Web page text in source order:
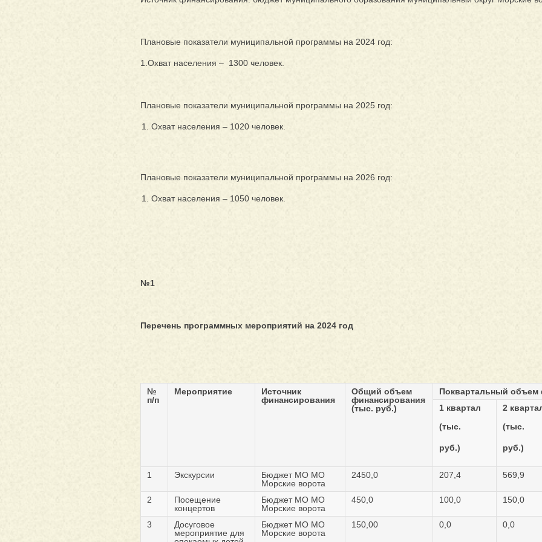
Плановые показатели муниципальной программы на 2024 год:
1.Охват населения – 1300 человек.
Плановые показатели муниципальной программы на 2025 год:
Охват населения – 1020 человек.
Плановые показатели муниципальной программы на 2026 год:
Охват населения – 1050 человек.
№1
Перечень программных мероприятий на 2024 год
№
п/п
Мероприятие
Источник
финансирования
Общий объем
финансирования
(тыс. руб.)
Поквартальный объем
1 квартал
(тыс.
руб.)
2
(тыс.
руб.)
1 Экскурсии
Бюджет МО МО
Морские ворота
2450,0 207,4 569,9
2
Посещение
концертов
Бюджет МО МО
Морские ворота
450,0 100,0 150,0
3
Досуговое
мероприятие для
Бюджет МО МО
Морские ворота
150,00 0,0 0,0